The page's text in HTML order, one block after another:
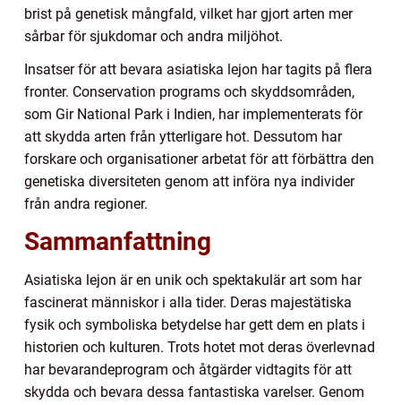
brist på genetisk mångfald, vilket har gjort arten mer
sårbar för sjukdomar och andra miljöhot.
Insatser för att bevara asiatiska lejon har tagits på flera
fronter. Conservation programs och skyddsområden,
som Gir National Park i Indien, har implementerats för
att skydda arten från ytterligare hot. Dessutom har
forskare och organisationer arbetat för att förbättra den
genetiska diversiteten genom att införa nya individer
från andra regioner.
Sammanfattning
Asiatiska lejon är en unik och spektakulär art som har
fascinerat människor i alla tider. Deras majestätiska
fysik och symboliska betydelse har gett dem en plats i
historien och kulturen. Trots hotet mot deras överlevnad
har bevarandeprogram och åtgärder vidtagits för att
skydda och bevara dessa fantastiska varelser. Genom